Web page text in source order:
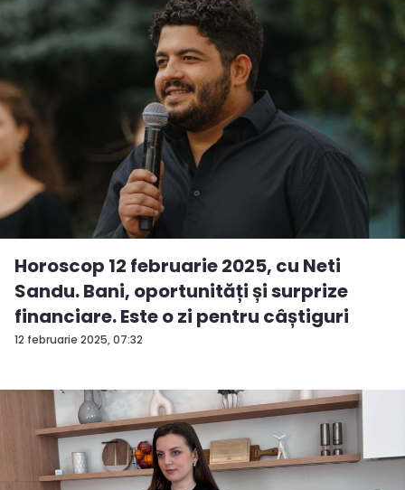
12 februarie 2025, 07:32
Horoscop 12 februarie 2025, cu Neti
Sandu. Bani, oportunități și surprize
financiare. Este o zi pentru câștiguri